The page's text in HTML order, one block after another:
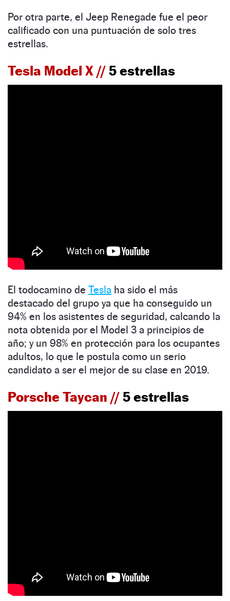
Por otra parte, el Jeep Renegade fue el peor
calificado con una puntuación de solo tres
estrellas.
Tesla Model X //5 estrellas
El todocamino de Tesla ha sido el más
destacado del grupo ya que ha conseguido un
94% en los asistentes de seguridad, calcando la
nota obtenida por el Model 3 a principios de
año; y un 98% en protección para los ocupantes
adultos, lo que le postula como un serio
candidato a ser el mejor de su clase en 2019.
Porsche Taycan //5 estrellas